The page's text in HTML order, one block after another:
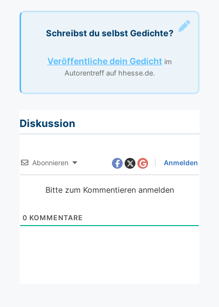
Schreibst du selbst Gedichte?
Veröffentliche dein Gedicht im
Autorentreff auf hhesse.de.
Diskussion
Abonnieren Anmelden
Bitte zum Kommentieren anmelden
0 KOMMENTARE